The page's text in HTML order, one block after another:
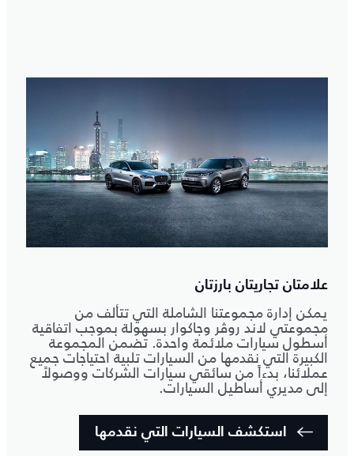
علامتان تجاريتان بارزتان
يمكن إدارة مجموعتنا الشاملة التي تتألف من
مجموعتي لاند روڤر وجاكوار بسهولة بموجب اتفاقية
أسطول سيارات ملائمة واحدة. تضمن المجموعة
الكبيرة التي نقدمها من السيارات تلبية احتياجات جميع
عملائنا، بدءاً من سائقي سيارات الشركات ووصولاً
إلى مديري أساطيل السيارات.
استكشف السيارات التي نقدمها